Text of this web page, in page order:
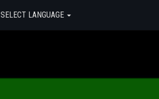
SELECT LANGUAGE